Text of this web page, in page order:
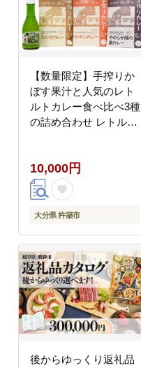
【数量限定】手搾りか
ぼす果汁と人気のレト
ルトカレー食べ比べ3種
の詰め合わせ レトルト
10,000円
大分県 杵築市
後からゆっくり返礼品